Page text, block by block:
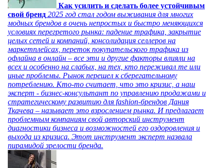
Как усилить и сделать более устойчивым
свой бренд 2025 год стал годом выживания для многих
модных брендов в очень непростых и быстро меняющихся
условиях перегретого рынка: падение трафика, закрытие
целых сетей и компаний, консолидация селлеров на
маркетплейсах, переток покупательского трафика из
офлайна в онлайн – все эти и другие факторы влияли на
всех и особенно на слабых, на тех, кто переживал те или
иные проблемы. Рынок перешел к сберегательному
потреблению. Кто-то считает, что это кризис, а наш
эксперт - бизнес-консультант по управлению продажами и
стратегическому развитию для fashion-брендов Дания
Ткачева – называет это взрослением рынка. И предлагает
проблемным компаниям свой авторский инструмент
диагностики бизнеса и возможностей его оздоровления и
выхода из кризиса. Этот инструмент эксперт назвала
пирамидой зрелости бренда.